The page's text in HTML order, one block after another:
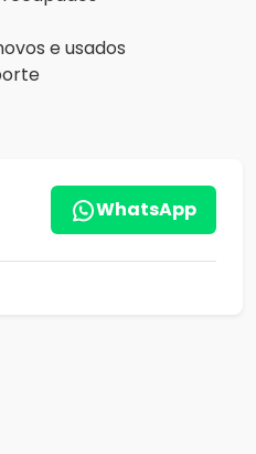
e usados
WhatsApp